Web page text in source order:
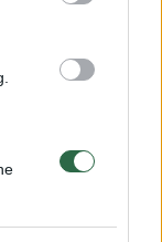
aplinkkelis:
00:15:54